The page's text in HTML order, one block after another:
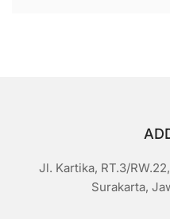
Jl. Kartika, RT.3/
Surakarta,